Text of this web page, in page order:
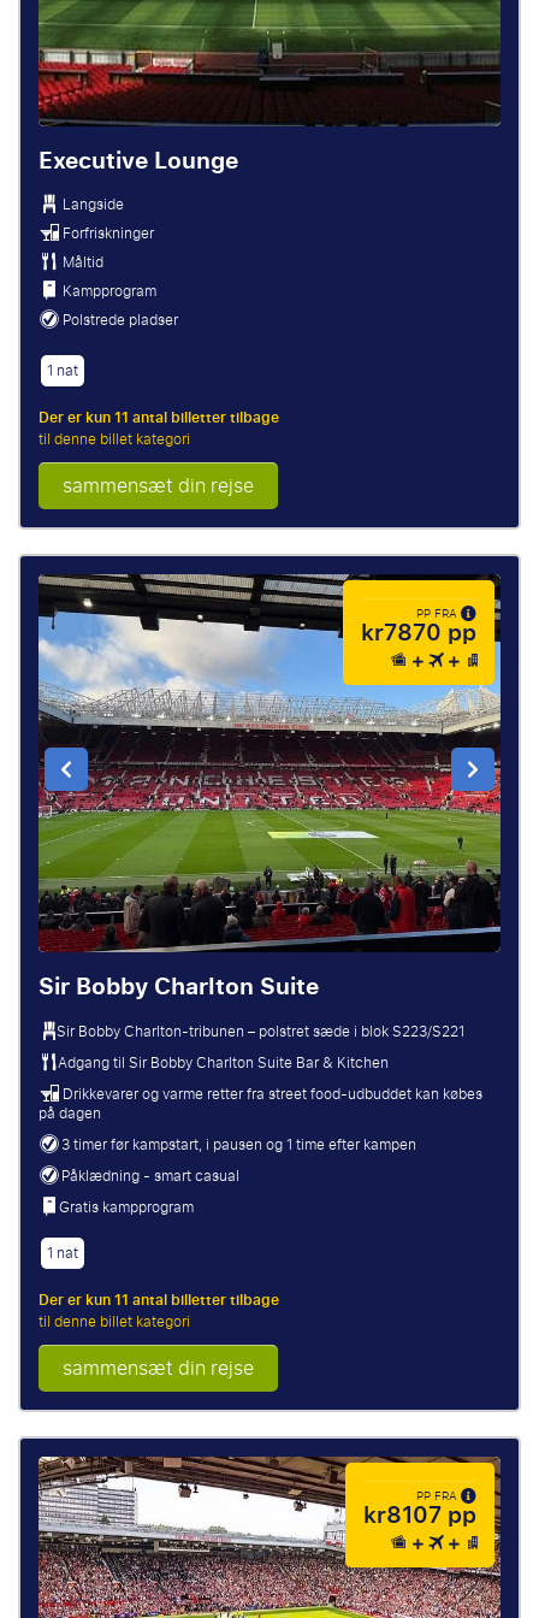
Executive Lounge
Langside
Forfriskninger
Måltid
Kampprogram
Polstrede pladser
1 nat
Der er kun 11 antal billetter tilbage
til denne billet kategori
sammensæt din rejse
PP FRA
kr7870 pp
Sir Bobby Charlton Suite
Sir Bobby Charlton-tribunen – polstret sæde i blok S223/S221
Adgang til Sir Bobby Charlton Suite Bar & Kitchen
Drikkevarer og varme retter fra street food-udbuddet kan købes
på dagen
3 timer før kampstart, i pausen og 1 time efter kampen
Påklædning - smart casual
Gratis kampprogram
1 nat
Der er kun 11 antal billetter tilbage
til denne billet kategori
sammensæt din rejse
PP FRA
kr8107 pp